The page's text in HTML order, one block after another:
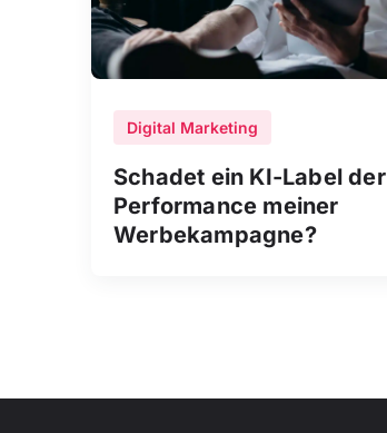
Digital Marketing
Schadet ein KI-Label der
Performance meiner
Werbekampagne?